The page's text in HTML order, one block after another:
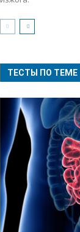
ТЕСТЫ ПО ТЕМЕ